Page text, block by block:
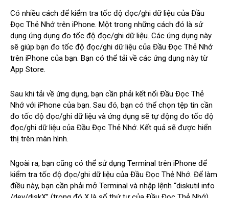
Có nhiều cách để kiểm tra tốc độ đọc/ghi dữ liệu của Đầu
Đọc Thẻ Nhớ trên iPhone. Một trong những cách đó là sử
dụng ứng dụng đo tốc độ đọc/ghi dữ liệu. Các ứng dụng này
sẽ giúp bạn đo tốc độ đọc/ghi dữ liệu của Đầu Đọc Thẻ Nhớ
trên iPhone của bạn. Bạn có thể tải về các ứng dụng này từ
App Store.
Sau khi tải về ứng dụng, bạn cần phải kết nối Đầu Đọc Thẻ
Nhớ với iPhone của bạn. Sau đó, bạn có thể chọn tệp tin cần
đo tốc độ đọc/ghi dữ liệu và ứng dụng sẽ tự động đo tốc độ
đọc/ghi dữ liệu của Đầu Đọc Thẻ Nhớ. Kết quả sẽ được hiển
thị trên màn hình.
Ngoài ra, bạn cũng có thể sử dụng Terminal trên iPhone để
kiểm tra tốc độ đọc/ghi dữ liệu của Đầu Đọc Thẻ Nhớ. Để làm
điều này, bạn cần phải mở Terminal và nhập lệnh “diskutil info